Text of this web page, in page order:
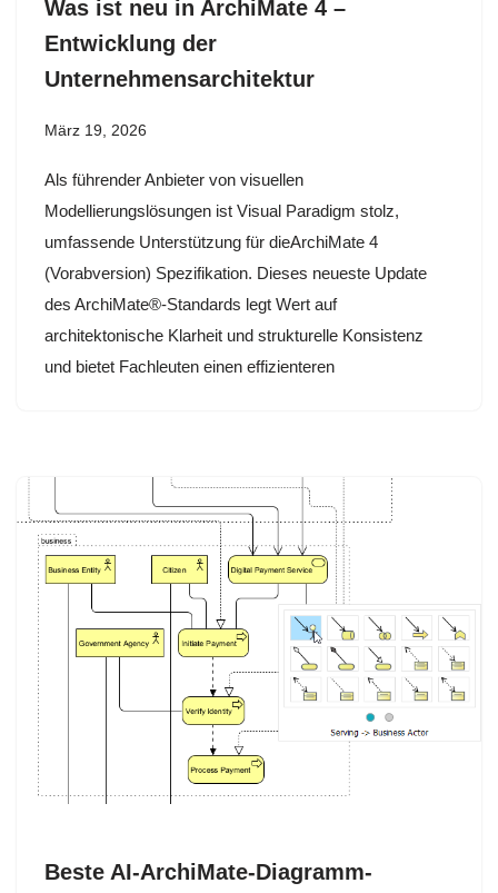
Was ist neu in ArchiMate 4 –
Entwicklung der
Unternehmensarchitektur
März 19, 2026
Als führender Anbieter von visuellen
Modellierungslösungen ist Visual Paradigm stolz,
umfassende Unterstützung für dieArchiMate 4
(Vorabversion) Spezifikation. Dieses neueste Update
des ArchiMate®-Standards legt Wert auf
architektonische Klarheit und strukturelle Konsistenz
und bietet Fachleuten einen effizienteren
Beste AI-ArchiMate-Diagramm-